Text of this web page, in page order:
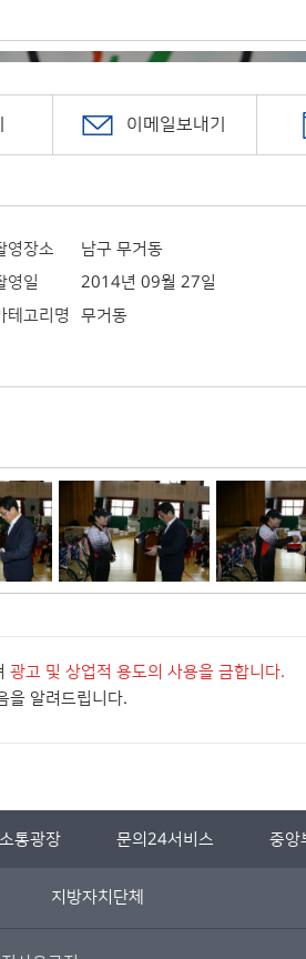
이메일보내기
영장소
남구 무거동
영일
2014년 09월 27일
테고리명 무거동
광고 및 상업적 용도의 사용을 금합니다.
을 알려드립니다.
통광장 문의24서비스 중앙
지방자치단체